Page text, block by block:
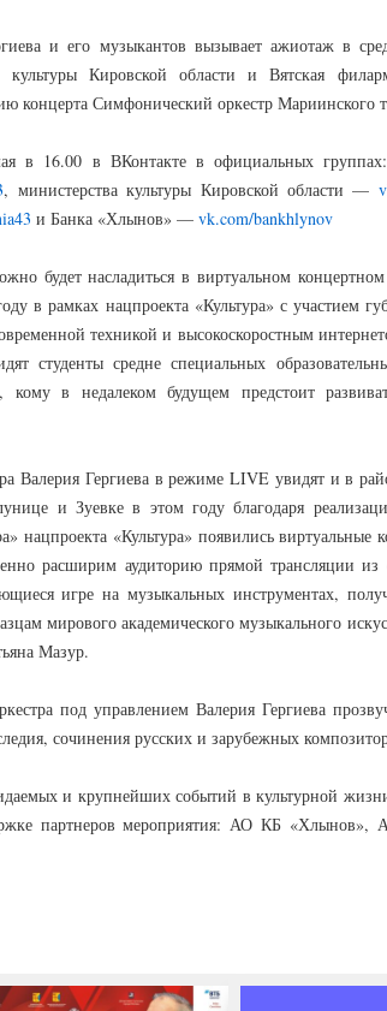
и его музыкантов вызывает ажиотаж в
культуры Кировской области и Вятская
концерта Симфонический оркестр Мариинского
в 16.00 в ВКонтакте в официальных группах:
, министерства культуры Кировской области —
и Банка «Хлынов» — vk.com/bankhlynov
будет насладиться в виртуальном
в рамках нацпроекта «Культура» с участием
техникой и высокоскоростным
студенты средне специальных
в недалеком будущем предстоит
Валерия Гергиева в режиме LIVE увидят и в
и Зуевке в этом году благодаря
нацпроекта «Культура» появились виртуальные
расширим аудиторию прямой трансляции
игре на музыкальных инструментах,
мирового академического музыкального
Мазур.
под управлением Валерия Гергиева
сочинения русских и зарубежных
и крупнейших событий в культурной
партнеров мероприятия: АО КБ «Хлынов»,